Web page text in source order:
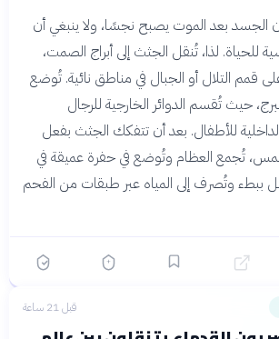
الجسد بعد الموت يصبح نجسًا، ولا ينبغي أن
للحياة. لذا، تُنقل الجثث إلى أبراج الصمت،
قمم التلال أو الجبال في مناطق نائية. تُوضع
حيث تُقسم الدوائر الخارجية للرجال
للأطفال. بعد أن تتفكك الجثث بفعل
تُجمع العظام وتُوضع في حفرة عميقة في
ببطء وتُصرف إلى المياه عبر طبقات من الفحم
قبل 21 ساعة